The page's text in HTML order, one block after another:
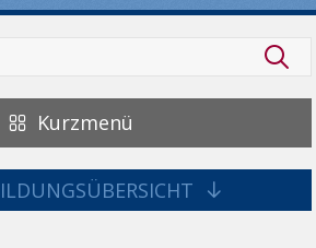
Kurzmenü